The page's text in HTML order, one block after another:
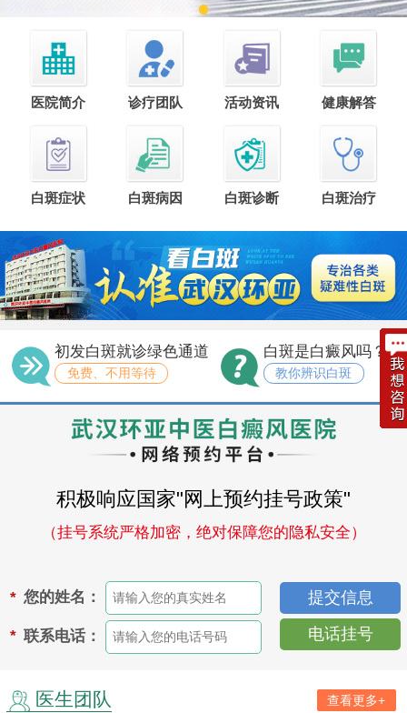
医院简介 诊疗团队 活动资讯 健康解答
白斑症状 白斑病因 白斑诊断 白斑治疗
初发白斑就诊绿色通道
免费、不用等待
白斑是白癜风吗？
教你辨识白斑
积极响应国家"网上预约挂号政策"
（挂号系统严格加密，绝对保障您的隐私安全）
* 您的姓名：
* 联系电话： 电话挂号
医生团队 查看更多+